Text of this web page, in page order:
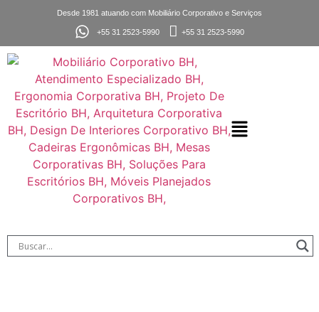
Desde 1981 atuando com Mobiliário Corporativo e Serviços
+55 31 2523-5990 +55 31 2523-5990